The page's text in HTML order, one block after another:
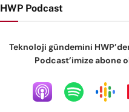
HWP Podcast
Teknoloji gündemini
Podcast’imize abone